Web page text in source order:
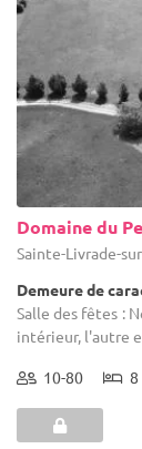
Domaine du
Sainte-Livrade-
Demeure de
Salle des fêtes :
intérieur, l'autre
10-80 8